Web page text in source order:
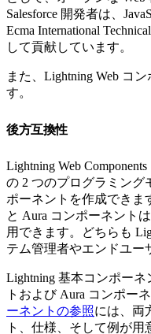
Salesforce 開発者は、
Ecma International
して貢献しています。
また、Lightning Web コ
す。
後方互換性
Lightning Web
の 2 つのプログラミング
ポーネントを作成できま
と Aura コンポーネント
用できます。どちらも
テム管理者やエンドユー
Lightning 基本コンポーネ
トおよび Aura コンポー
ーネントの参照には、両
ト、仕様、そして例が